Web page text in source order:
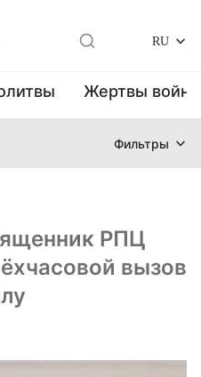
RU
Жертвы
Фильтры
РПЦ
вызов